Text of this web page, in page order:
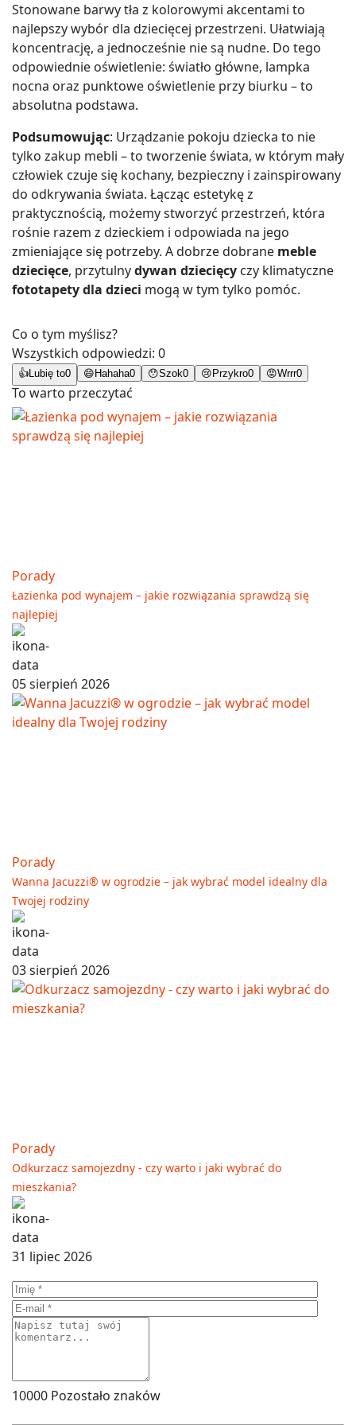
Stonowane barwy tła z kolorowymi akcentami to
najlepszy wybór dla dziecięcej przestrzeni. Ułatwiają
koncentrację, a jednocześnie nie są nudne. Do tego
odpowiednie oświetlenie: światło główne, lampka
nocna oraz punktowe oświetlenie przy biurku – to
absolutna podstawa.
Podsumowując: Urządzanie pokoju dziecka to nie
tylko zakup mebli – to tworzenie świata, w którym mały
człowiek czuje się kochany, bezpieczny i zainspirowany
do odkrywania świata. Łącząc estetykę z
praktycznością, możemy stworzyć przestrzeń, która
rośnie razem z dzieckiem i odpowiada na jego
zmieniające się potrzeby. A dobrze dobrane meble
dziecięce, przytulnydywan dziecięcy czy klimatyczne
fototapety dla dzieci mogą w tym tylko pomóc.
Co o tym myślisz?
Wszystkich odpowiedzi: 0
👍 Lubię to0 😄 Hahaha0 😯Szok0 😢 Przykro0 😡Wrrr0
To warto przeczytać
Porady
Łazienka pod wynajem – jakie rozwiązania sprawdzą się
najlepiej
05 sierpień 2026
Porady
Wanna Jacuzzi® w ogrodzie – jak wybrać model idealny dla
Twojej rodziny
03 sierpień 2026
Porady
Odkurzacz samojezdny - czy warto i jaki wybrać do
mieszkania?
31 lipiec 2026
10000 Pozostało znaków